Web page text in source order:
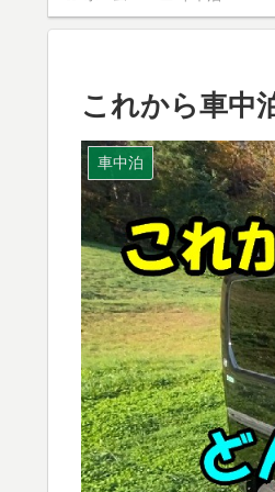
これから車中
車中泊